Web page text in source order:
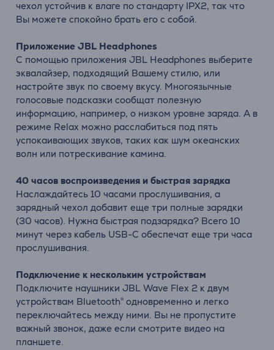
чехол устойчив к влаге по стандарту IPX2, так что
Вы можете спокойно брать его с собой.
Приложение JBL Headphones
С помощью приложения JBL Headphones выберите
эквалайзер, подходящий Вашему стилю, или
настройте звук по своему вкусу. Многоязычные
голосовые подсказки сообщат полезную
информацию, например, о низком уровне заряда. А в
режиме Relax можно расслабиться под пять
успокаивающих звуков, таких как шум океанских
волн или потрескивание камина.
40 часов воспроизведения и быстрая зарядка
Наслаждайтесь 10 часами прослушивания, а
зарядный чехол добавит еще три полные зарядки
(30 часов). Нужна быстрая подзарядка? Всего 10
минут через кабель USB-C обеспечат еще три часа
прослушивания.
Подключение к нескольким устройствам
Подключите наушники JBL Wave Flex 2 к двум
устройствам Bluetooth® одновременно и легко
переключайтесь между ними. Вы не пропустите
важный звонок, даже если смотрите видео на
планшете.